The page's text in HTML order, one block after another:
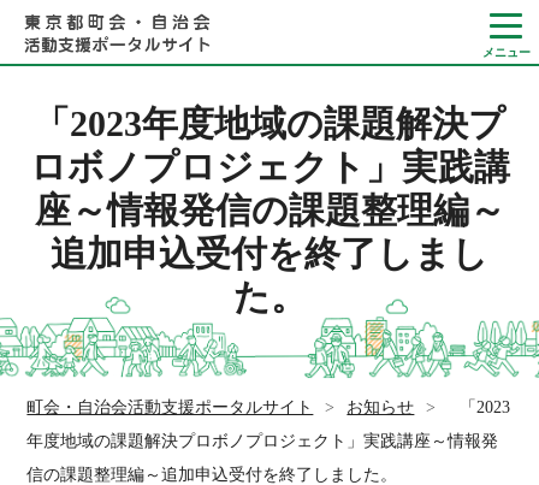
Language
やさしい日本語
ひらがなをつける
「2023年度地域の課題解決プ
ロボノプロジェクト」実践講
座～情報発信の課題整理編～
追加申込受付を終了しまし
た。
町会・自治会活動支援ポータルサイト > お知らせ >
「2023
年度地域の課題解決プロボノプロジェクト」実践講座～情報発
信の課題整理編～追加申込受付を終了しました。